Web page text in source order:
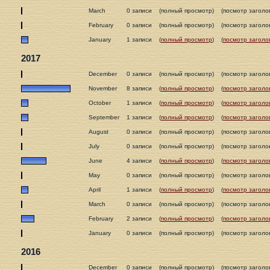
March 0 записи (полный просмотр) (посмотр
February 0 записи (полный просмотр) (посмотр
January 1 записи (полный просмотр) (посмотр
2017
December 0 записи (полный просмотр) (посмотр
November 8 записи (полный просмотр) (посмотр
October 1 записи (полный просмотр) (посмотр
September 1 записи (полный просмотр) (посмотр
August 0 записи (полный просмотр) (посмотр
July 0 записи (полный просмотр) (посмотр
June 4 записи (полный просмотр) (посмотр
May 0 записи (полный просмотр) (посмотр
April 1 записи (полный просмотр) (посмотр
March 0 записи (полный просмотр) (посмотр
February 2 записи (полный просмотр) (посмотр
January 0 записи (полный просмотр) (посмотр
2016
December 0 записи (полный просмотр) (посмотр